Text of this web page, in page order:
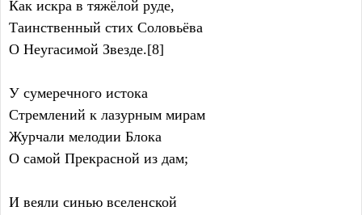
Как искра в тяжёлой руде,
Таинственный стих Соловьёва
О Неугасимой Звезде.[8]
У сумеречного истока
Стремлений к лазурным мирам
Журчали мелодии Блока
О самой Прекрасной из дам;
И веяли синью вселенской